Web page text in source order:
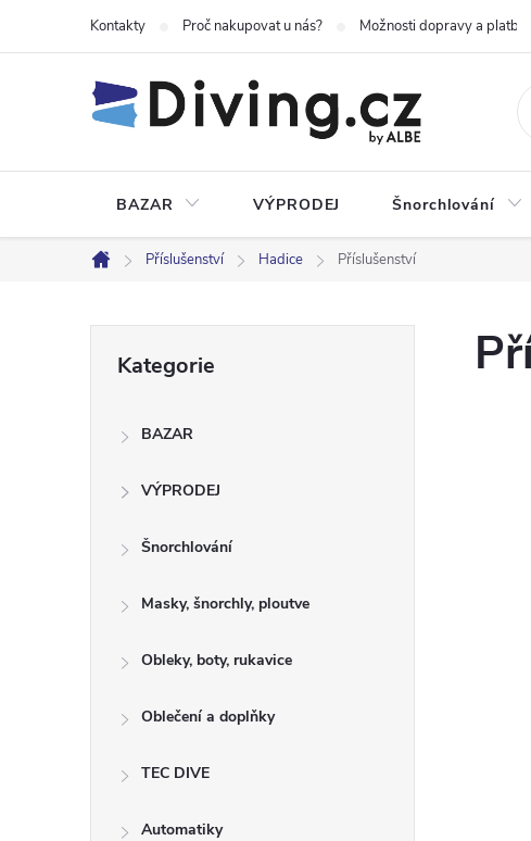
Kontakty Proč nakupovat u nás? Možnosti dopravy a platby
BAZAR VÝPRODEJ Šnorchlování
Domů
Příslušenství Hadice Příslušenství
kategorie
Kategorie
BAZAR
VÝPRODEJ
Šnorchlování
Masky, šnorchly, ploutve
Obleky, boty, rukavice
Oblečení a doplňky
TEC DIVE
Automatiky